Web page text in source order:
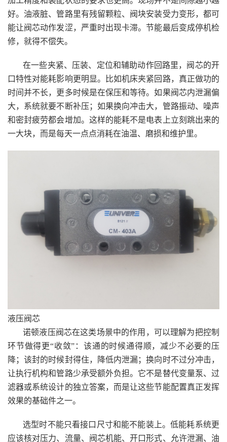
好。油液脏、管路里有残留颗粒、阀块安装受力变形，都可
能让阀芯动作发涩，严重时出现卡滞。节能最后变成停机检
修，就得不偿失。
在一些夹紧、压装、定位和辅助动作回路里，阀芯的开
口特性对能耗影响更明显。比如机床夹紧回路，真正做功的
时间并不长，更多时候是在保压和等待。如果阀芯内泄漏偏
大，系统就要不断补压；如果换向冲击大，管路振动、噪声
和密封疲劳都会增加。这样的能耗不是电表上立刻跳出来的
一大块，而是每天一点点消耗在油温、磨损和维护里。
液压阀芯
诺顿液压阀芯在这类场景中的作用，可以理解为把控制
环节做得更“收敛”：该通的时候通得顺，减少不必要的压
降；该封的时候封得住，降低内泄漏；换向时不过分冲击，
让执行机构和管路少承受额外负担。它不是替代变量泵、过
滤器或系统设计的独立答案，而是让这些节能配置真正发挥
效果的基础件之一。
选型时不能只看接口尺寸和能不能装上。低能耗系统更
应该核对压力、流量、阀芯机能、开口形式、允许泄漏、油